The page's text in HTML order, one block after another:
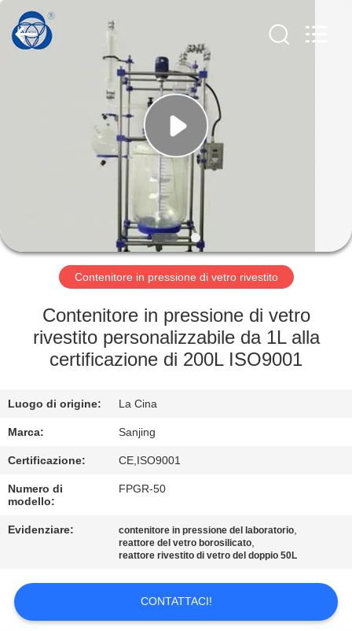
PRODOTTI
GIRO
DELLA
FABBRICA
CONTROLLO
QUALITÀ
CONTATTICI
NOTIZIE
UNA
CITAZIONE
2026
Nantong
Sanjing
Chemglass
Co.,Ltd.
Contenitore in pressione di vetro rivestito
Contenitore in pressione di vetro
rivestito personalizzabile da 1L alla
certificazione di 200L ISO9001
Luogo di origine: La Cina
Marca: Sanjing
Certificazione: CE,ISO9001
Numero di
modello:
FPGR-50
Evidenziare: contenitore in pressione del laboratorio,
reattore del vetro borosilicato,
reattore rivestito di vetro del doppio 50L
CONTATTACI!